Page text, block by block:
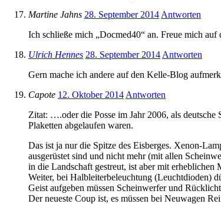
Martine Jahns 28. September 2014 Antworten
Ich schließe mich „Docmed40“ an. Freue mich
Ulrich Hennes 28. September 2014 Antworten
Gern mache ich andere auf den Kelle-Blog
Capote 12. Oktober 2014 Antworten
Zitat: ….oder die Posse im Jahr 2006, als
Plaketten abgelaufen waren.
Das ist ja nur die Spitze des Eisberges. Xenon-
ausgerüstet sind und nicht mehr (mit allen
in die Landschaft gestreut, ist aber mit erheblichen
Weiter, bei Halbleiterbeleuchtung (Leuchtdioden)
Geist aufgeben müssen Scheinwerfer und
Der neueste Coup ist, es müssen bei Neuwagen